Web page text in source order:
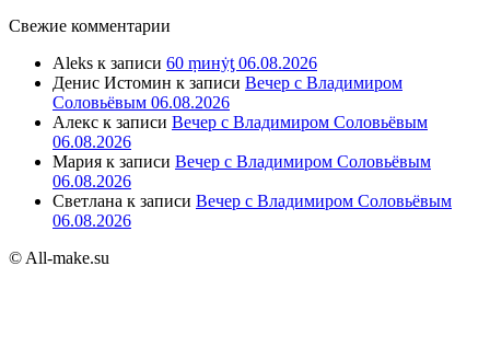
Свежие комментарии
Aleks к записи 60 ṃинẏƫ 06.08.2026
Денис Истомин к записи Вечер с Владимиром
Соловьёвым 06.08.2026
Алекс к записи Вечер с Владимиром Соловьёвым
06.08.2026
Мария к записи Вечер с Владимиром Соловьёвым
06.08.2026
Светлана к записи Вечер с Владимиром Соловьёвым
06.08.2026
© All-make.su